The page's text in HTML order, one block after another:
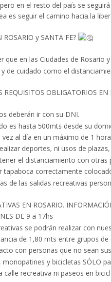
en el resto del país se
es seguir el camino hacia la
ROSARIO y SANTA FE?
que en las Ciudades de Rosario
de cuidado como el
REQUISITOS OBLIGATORIOS EN
deberán ir con su DNI.
es hasta 500mts desde su
vez al día en un máximo de 1
deportes, ni usos de
el distanciamiento con otras
tapaboca correctamente
de las salidas recreativas
EN ROSARIO.
DE 9 a 17hs
se podrán realizar con
de 1,80 mts entre grupos de
con personas que no sean
monopatines y bicicletas SÓLO
calle recreativa ni paseos en